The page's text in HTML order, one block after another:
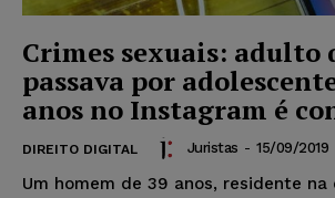
Crimes sexuais: adulto
passava por
anos no Instagram é
DIREITO DIGITAL Juristas - 15/09/2019
Um homem de 39 anos, residente na